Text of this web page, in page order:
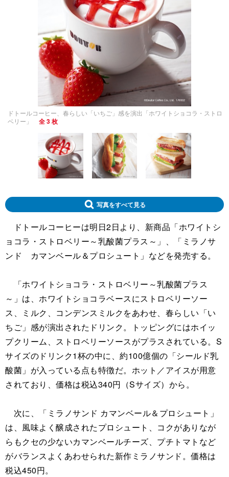
ドトールコーヒー、春らしい「いちご」感を演出「ホワイトショコラ・ストロ
ベリー」
全 3 枚
写真をすべて見る
ドトールコーヒーは明日2日より、新商品「ホワイトシ
ョコラ・ストロベリー～乳酸菌プラス～」、「ミラノサ
ンド カマンベール＆プロシュート」などを発売する。
「ホワイトショコラ・ストロベリー～乳酸菌プラス
～」は、ホワイトショコラベースにストロベリーソー
ス、ミルク、コンデンスミルクをあわせ、春らしい「い
ちご」感が演出されたドリンク。トッピングにはホイッ
プクリーム、ストロベリーソースがプラスされている。S
サイズのドリンク1杯の中に、約100億個の「シールド乳
酸菌」が入っている点も特徴だ。ホット／アイスが用意
されており、価格は税込340円（Sサイズ）から。
次に、「ミラノサンド カマンベール＆プロシュート」
は、風味よく醸成されたプロシュート、コクがありなが
らもクセの少ないカマンベールチーズ、プチトマトなど
がバランスよくあわせられた新作ミラノサンド。価格は
税込450円。